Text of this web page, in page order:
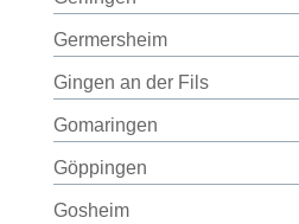
Germersheim
Gingen an der Fils
Gomaringen
Göppingen
Gosheim